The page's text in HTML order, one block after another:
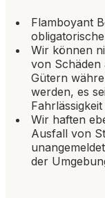
Flamboyant
Wir können
von Schäden
Gütern
werden, es
Wir haften
Ausfall von
der